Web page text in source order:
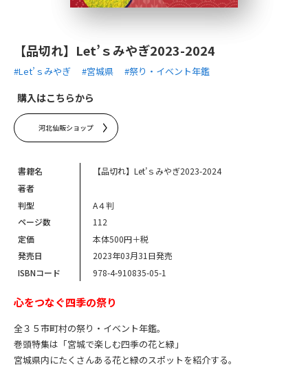
【品切れ】Let’ｓみやぎ2023-2024
#Let’ｓみやぎ #宮城県 #祭り・イベント年鑑
購入はこちらから
河北仙販ショップ
書籍名
【品切れ】Let’ｓみやぎ2023-2024
著者
判型
A４判
ページ数
112
定価
本体500円＋税
発売日
2023年03月31日発売
ISBNコード
978-4-910835-05-1
心をつなぐ四季の祭り
全３５市町村の祭り・イベント年鑑。
巻頭特集は「宮城で楽しむ四季の花と緑」
宮城県内にたくさんある花と緑のスポットを紹介する。